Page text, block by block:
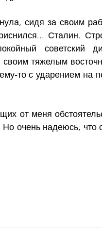
сидя за своим
Сталин.
советский
тяжелым
то с ударением на
от меня
очень надеюсь,